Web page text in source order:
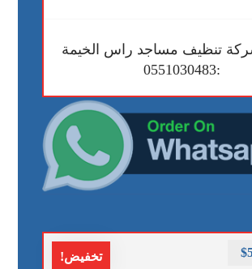
تنظيف مساجد راس الخيمة
:0551030483
تخفيض! $